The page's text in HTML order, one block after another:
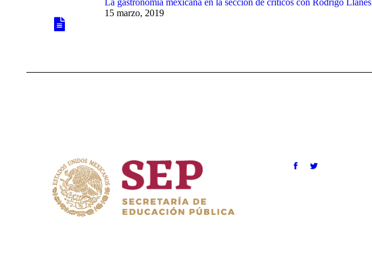
La gastronomía mexicana en la sección de críticos con Rodrigo Llanes
15 marzo, 2019